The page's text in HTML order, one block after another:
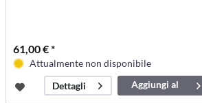
61,00 € *
Attualmente non disponibile
Dettagli
Aggiungi al
carrello